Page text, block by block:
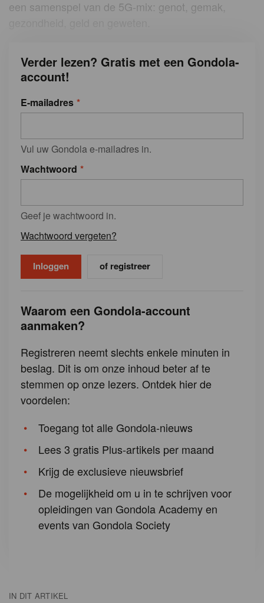
IN DIT ARTIKEL
een samenspel van de 5G-mix: genot, gemak,
Verder lezen? Gratis met een Gondola-
account!
E-mailadres
Vul uw Gondola e-mailadres in.
Wachtwoord
Geef je wachtwoord in.
Wachtwoord vergeten?
of registreer
Waarom een Gondola-account
aanmaken?
Registreren neemt slechts enkele minuten in
beslag. Dit is om onze inhoud beter af te
stemmen op onze lezers. Ontdek hier de
voordelen:
Toegang tot alle Gondola-nieuws
Lees 3 gratis Plus-artikels per maand
Krijg de exclusieve nieuwsbrief
De mogelijkheid om u in te schrijven voor
opleidingen van Gondola Academy en
events van Gondola Society